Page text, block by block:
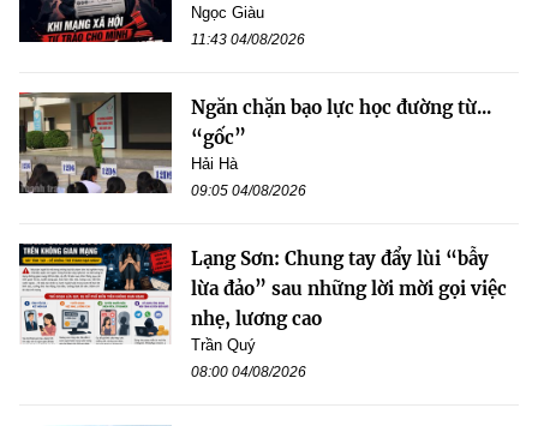
Ngọc Giàu
11:43 04/08/2026
Ngăn chặn bạo lực học đường từ...
“gốc”
Hải Hà
09:05 04/08/2026
Lạng Sơn: Chung tay đẩy lùi “bẫy
lừa đảo” sau những lời mời gọi việc
nhẹ, lương cao
Trần Quý
08:00 04/08/2026